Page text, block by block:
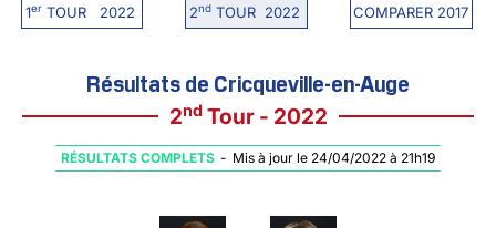
1erTOUR 2022 2ndTOUR 2022 COMPARER 2017
Résultats de Cricqueville-en-Auge
2ndTour - 2022
RÉSULTATS COMPLETS - Mis à jour le 24/04/2022 à 21h19